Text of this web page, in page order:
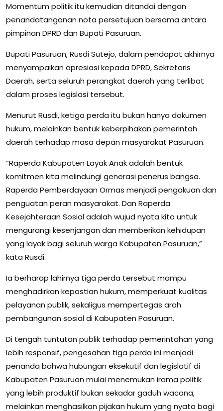
Momentum politik itu kemudian ditandai dengan
penandatanganan nota persetujuan bersama antara
pimpinan DPRD dan Bupati Pasuruan.
Bupati Pasuruan, Rusdi Sutejo, dalam pendapat akhirnya
menyampaikan apresiasi kepada DPRD, Sekretaris
Daerah, serta seluruh perangkat daerah yang terlibat
dalam proses legislasi tersebut.
Menurut Rusdi, ketiga perda itu bukan hanya dokumen
hukum, melainkan bentuk keberpihakan pemerintah
daerah terhadap masa depan masyarakat Pasuruan.
“Raperda Kabupaten Layak Anak adalah bentuk
komitmen kita melindungi generasi penerus bangsa.
Raperda Pemberdayaan Ormas menjadi pengakuan dan
penguatan peran masyarakat. Dan Raperda
Kesejahteraan Sosial adalah wujud nyata kita untuk
mengurangi kesenjangan dan memberikan kehidupan
yang layak bagi seluruh warga Kabupaten Pasuruan,”
kata Rusdi.
Ia berharap lahirnya tiga perda tersebut mampu
menghadirkan kepastian hukum, memperkuat kualitas
pelayanan publik, sekaligus mempertegas arah
pembangunan sosial di Kabupaten Pasuruan.
Di tengah tuntutan publik terhadap pemerintahan yang
lebih responsif, pengesahan tiga perda ini menjadi
penanda bahwa hubungan eksekutif dan legislatif di
Kabupaten Pasuruan mulai menemukan irama politik
yang lebih produktif bukan sekadar gaduh wacana,
melainkan menghasilkan pijakan hukum yang nyata bagi